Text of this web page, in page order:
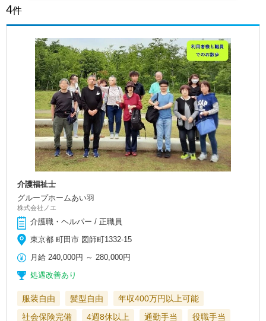
4件
介護福祉士
グループホームあい羽
株式会社ノエ
介護職・ヘルパー / 正職員
東京都 町田市 図師町1332-15
月給 240,000円 ～ 280,000円
処遇改善あり
服装自由 髪型自由
年収400万円以上可能
社会保険完備
4週8休以上 通勤手当
役職手当